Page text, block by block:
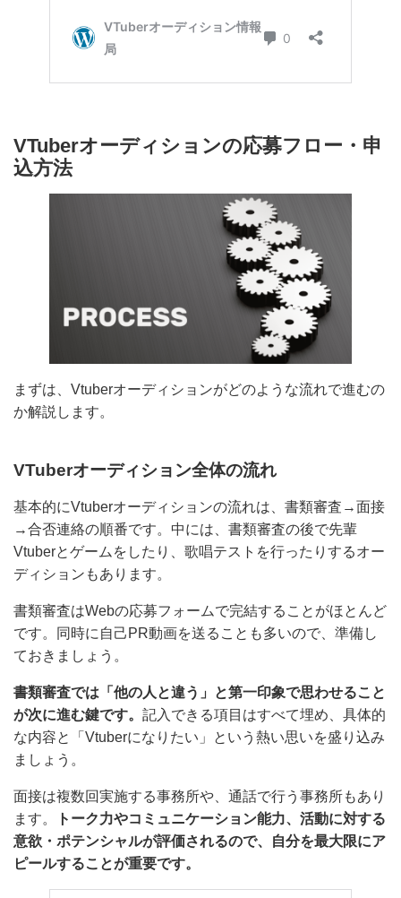
VTuberオーディションの応募フロー・
申込方法
まずは、Vtuberオーディションがどのような流れで進む
のか解説します。
VTuberオーディション全体の流れ
基本的にVtuberオーディションの流れは、書類審査→面
接→合否連絡の順番です。中には、書類審査の後で先輩
Vtuberとゲームをしたり、歌唱テストを行ったりするオ
ーディションもあります。
書類審査はWebの応募フォームで完結することがほとん
どです。同時に自己PR動画を送ることも多いので、準
備しておきましょう。
書類審査では「他の人と違う」と第一印象で思わせるこ
とが次に進む鍵です。記入できる項目はすべて埋め、具
体的な内容と「Vtuberになりたい」という熱い思いを盛
り込みましょう。
面接は複数回実施する事務所や、通話で行う事務所もあ
ります。 トーク力やコミュニケーション能力、活動に対
する意欲・ポテンシャルが評価されるので、自分を最大
限にアピールすることが重要です。